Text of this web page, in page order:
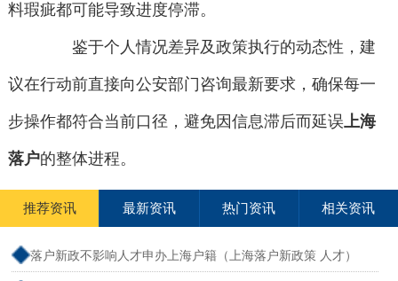
料瑕疵都可能导致进度停滞。
鉴于个人情况差异及政策执行的动态性，建
议在行动前直接向公安部门咨询最新要求，确保每一
步操作都符合当前口径，避免因信息滞后而延误上海
落户的整体进程。
推荐资讯 最新资讯 热门资讯 相关资讯
落户新政不影响人才申办上海户籍（上海落户新政策 人才）